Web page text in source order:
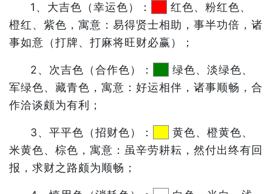
1、大吉色（幸运色）：
红色、粉红色、
橙红、紫色，寓意：易得贤士相助，事半功倍，诸
事如意（打牌、打麻将旺财必赢）；
2、次吉色（合作色）：
绿色、淡绿色、
军绿色、藏青色，寓意：好运相伴，诸事顺畅，合
作洽谈颇为有利；
3、平平色（招财色）：
黄色、橙黄色、
米黄色、棕色，寓意：虽辛劳耕耘，然付出终有回
报，求财之路颇为顺畅；